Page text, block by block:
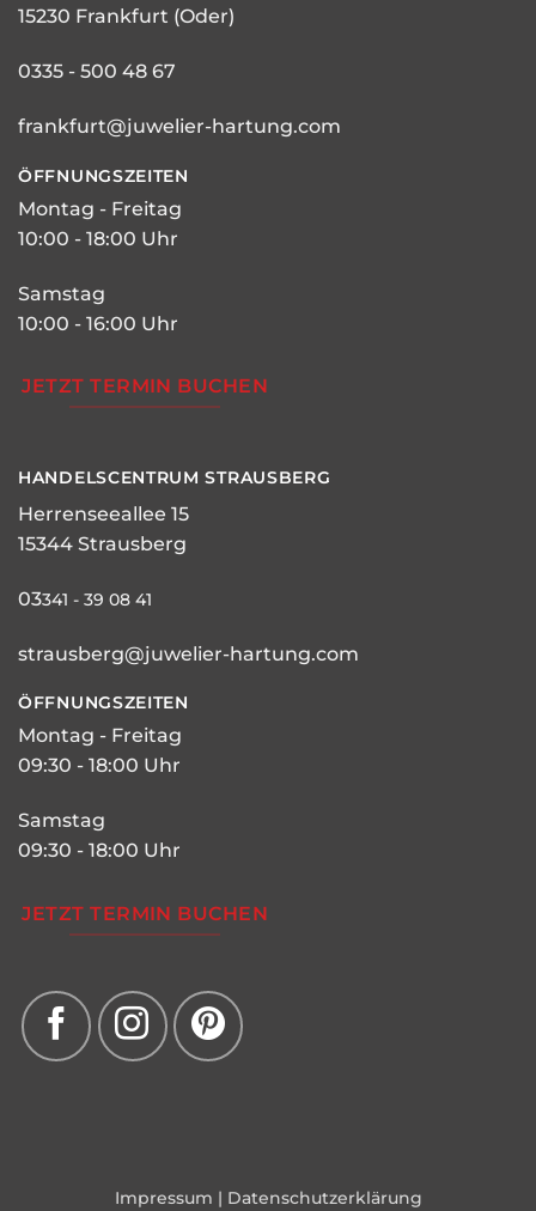
15230 Frankfurt (Oder)
0335 - 500 48 67
frankfurt@juwelier-hartung.com
ÖFFNUNGSZEITEN
Montag - Freitag
10:00 - 18:00 Uhr
Samstag
10:00 - 16:00 Uhr
JETZT TERMIN BUCHEN
HANDELSCENTRUM STRAUSBERG
Herrenseeallee 15
15344 Strausberg
03341 - 39 08 41
strausberg@juwelier-hartung.com
ÖFFNUNGSZEITEN
Montag - Freitag
09:30 - 18:00 Uhr
Samstag
09:30 - 18:00 Uhr
JETZT TERMIN BUCHEN
Impressum | Datenschutzerklärung